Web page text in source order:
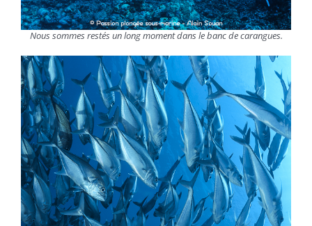
Nous sommes restés un long moment dans le banc de carangues.